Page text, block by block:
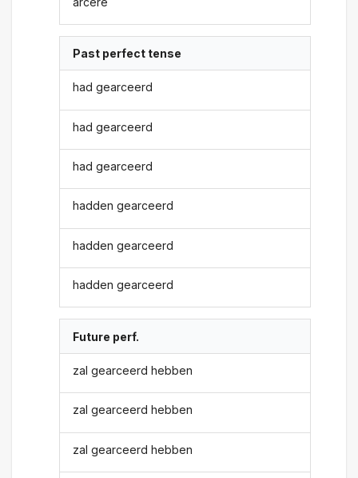
Past perfect tense
had gearceerd
had gearceerd
had gearceerd
hadden gearceerd
hadden gearceerd
hadden gearceerd
Future perf.
zal gearceerd hebben
zal gearceerd hebben
zal gearceerd hebben